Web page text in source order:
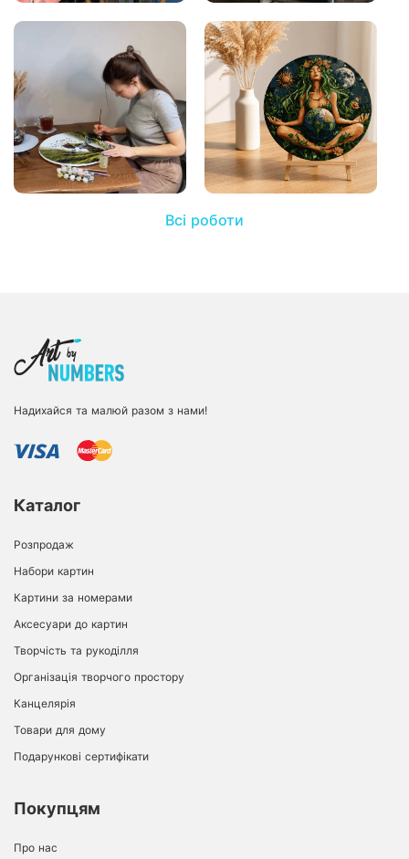
Всі роботи
Надихайся та малюй разом з нами!
Каталог
Розпродаж
Набори картин
Картини за номерами
Аксесуари до картин
Творчість та рукоділля
Організація творчого простору
Канцелярія
Товари для дому
Подарункові сертифікати
Покупцям
Про нас